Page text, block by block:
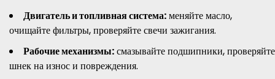
Двигатель и топливная система:меняйте масло,
очищайте фильтры, проверяйте свечи зажигания.
Рабочие механизмы:смазывайте подшипники, проверяйте
шнек на износ и повреждения.